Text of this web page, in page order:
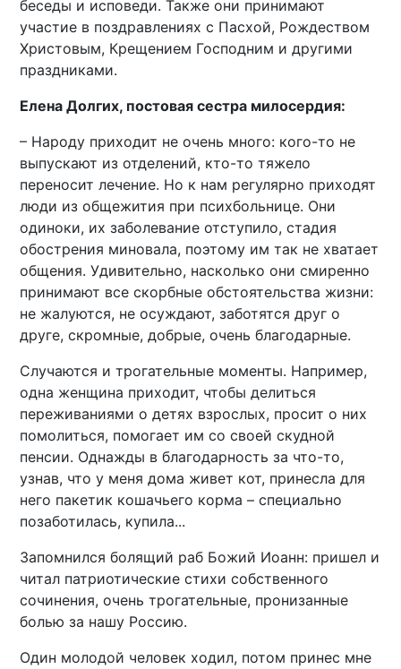
беседы и исповеди. Также они принимают
участие в поздравлениях с Пасхой, Рождеством
Христовым, Крещением Господним и другими
праздниками.
Елена Долгих, постовая сестра милосердия:
– Народу приходит не очень много: кого-то не
выпускают из отделений, кто-то тяжело
переносит лечение. Но к нам регулярно приходят
люди из общежития при психбольнице. Они
одиноки, их заболевание отступило, стадия
обострения миновала, поэтому им так не хватает
общения. Удивительно, насколько они смиренно
принимают все скорбные обстоятельства жизни:
не жалуются, не осуждают, заботятся друг о
друге, скромные, добрые, очень благодарные.
Случаются и трогательные моменты. Например,
одна женщина приходит, чтобы делиться
переживаниями о детях взрослых, просит о них
помолиться, помогает им со своей скудной
пенсии. Однажды в благодарность за что-то,
узнав, что у меня дома живет кот, принесла для
него пакетик кошачьего корма – специально
позаботилась, купила...
Запомнился болящий раб Божий Иоанн: пришел и
читал патриотические стихи собственного
сочинения, очень трогательные, пронизанные
болью за нашу Россию.
Один молодой человек ходил, потом принес мне